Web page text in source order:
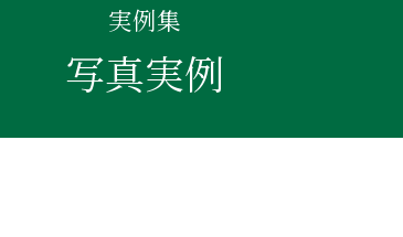
実例集
写真実例